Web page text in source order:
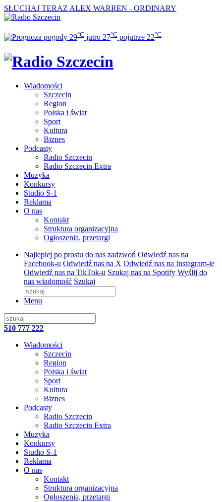
SŁUCHAJ TERAZ ALEX WARREN - ORDINARY
29°C jutro 27°C pojutrze 22°C
Wiadomości
Szczecin
Region
Polska i świat
Sport
Kultura
Biznes
Podcasty
Radio Szczecin
Radio Szczecin Extra
Muzyka
Konkursy
Studio S-1
Reklama
O nas
Kontakt
Struktura organizacyjna
Ogłoszenia, przetargi
Najlepiej po prostu do nas zadzwoń Odwiedź nas na
Facebook-u Odwiedź nas na X Odwiedź nas na Instagram-ie
Odwiedź nas na TikTok-u Szukaj nas na Spotify Wyślij do
nas wiadomość Szukaj
Menu
510 777 222
Wiadomości
Szczecin
Region
Polska i świat
Sport
Kultura
Biznes
Podcasty
Radio Szczecin
Radio Szczecin Extra
Muzyka
Konkursy
Studio S-1
Reklama
O nas
Kontakt
Struktura organizacyjna
Ogłoszenia, przetargi